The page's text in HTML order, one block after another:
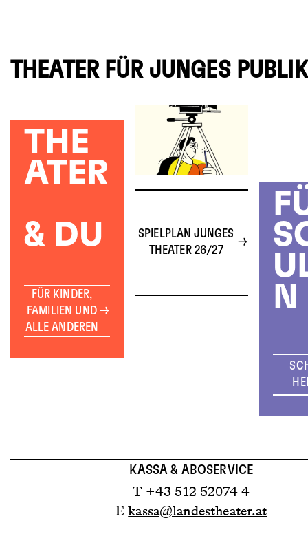
THEATER FÜR JUNGES
THE
ATER
& DU
FÜR KINDER,
FAMILIEN UND
ALLE ANDEREN
SPIELPLAN JUNGES
THEATER 26/27
N
KASSA & ABOSERVICE
T +43 512 52074 4
Ekassa@landestheater.at